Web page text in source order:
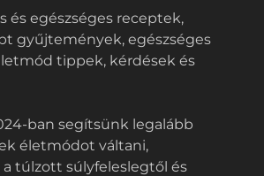
és egészséges receptek,
gyűjtemények, egészséges
tippek, kérdések és
ban segítsünk legalább
életmódot váltani,
túlzott súlyfeleslegtől és